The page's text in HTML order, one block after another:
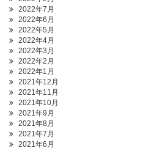
2022年7月
2022年6月
2022年5月
2022年4月
2022年3月
2022年2月
2022年1月
2021年12月
2021年11月
2021年10月
2021年9月
2021年8月
2021年7月
2021年6月